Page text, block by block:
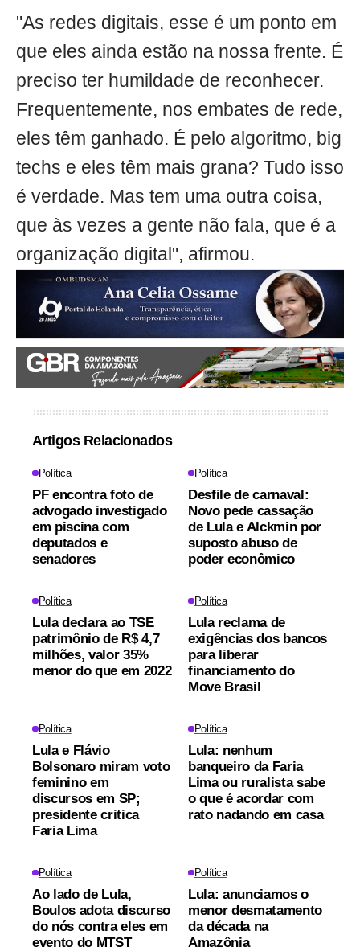
"As redes digitais, esse é um ponto em
que eles ainda estão na nossa frente. É
preciso ter humildade de reconhecer.
Frequentemente, nos embates de rede,
eles têm ganhado. É pelo algoritmo, big
techs e eles têm mais grana? Tudo isso
é verdade. Mas tem uma outra coisa,
que às vezes a gente não fala, que é a
organização digital", afirmou.
Artigos Relacionados
Política
PF encontra foto de
advogado investigado
em piscina com
deputados e
senadores
Política
Desfile de carnaval:
Novo pede cassação
de Lula e Alckmin por
suposto abuso de
poder econômico
Política
Lula declara ao TSE
patrimônio de R$ 4,7
milhões, valor 35%
menor do que em 2022
Política
Lula reclama de
exigências dos bancos
para liberar
financiamento do
Move Brasil
Política
Lula e Flávio
Bolsonaro miram voto
feminino em
discursos em SP;
presidente critica
Faria Lima
Política
Lula: nenhum
banqueiro da Faria
Lima ou ruralista sabe
o que é acordar com
rato nadando em casa
Política
Ao lado de Lula,
Boulos adota discurso
do nós contra eles em
evento do MTST
Política
Lula: anunciamos o
menor desmatamento
da década na
Amazônia